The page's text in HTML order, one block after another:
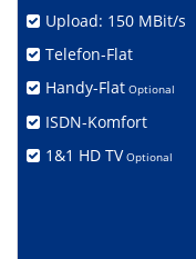
Upload: 150 MBit/s
Telefon-Flat
Handy-Flat Optional
ISDN-Komfort
1&1 HD TV Optional